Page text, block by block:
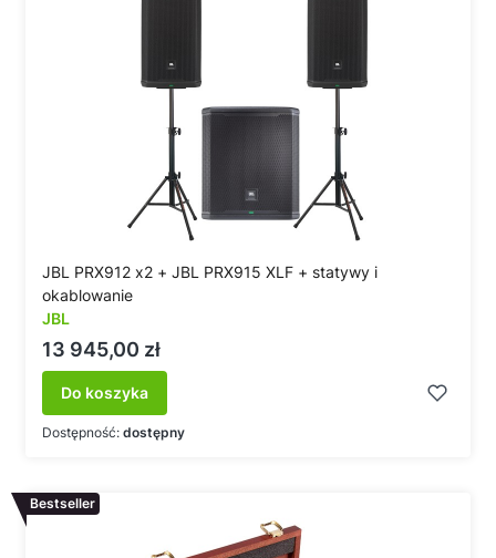
JBL PRX912 x2 + JBL PRX915 XLF + statywy i
okablowanie
JBL
Cena
13 945,00 zł
Do koszyka
Dostępność: dostępny
Bestseller